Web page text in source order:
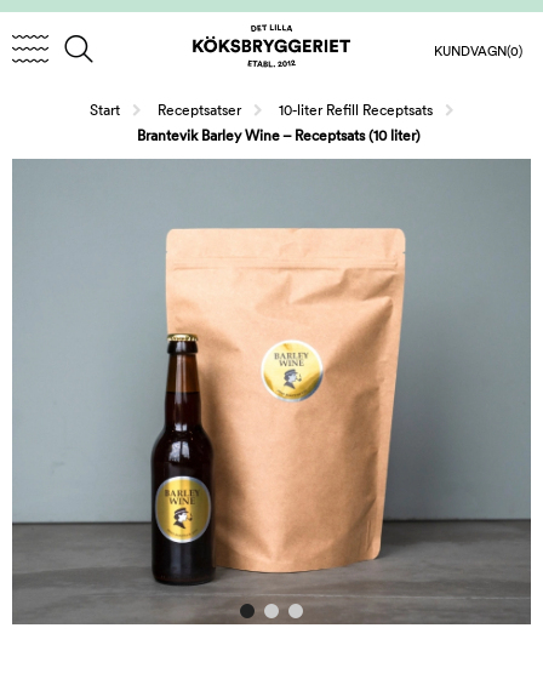
KUNDVAGN(0)
Start Receptsatser
10-liter Refill Receptsats
Brantevik Barley Wine – Receptsats (10 liter)